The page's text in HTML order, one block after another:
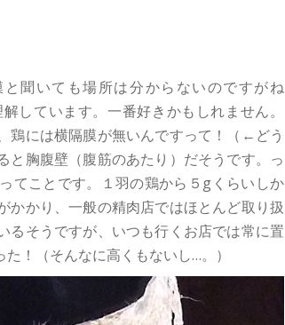
聞いても場所は分からないのですがね
しています。一番好きかもしれません。
鶏には横隔膜が無いんですって！（←どう
と胸腹壁（腹筋のあたり）だそうです。っ
てことです。１羽の鶏から５gくらいしか
かかり、一般の精肉店ではほとんど取り扱
るそうですが、いつも行くお店では常に置
！（そんなに高くもないし…。）